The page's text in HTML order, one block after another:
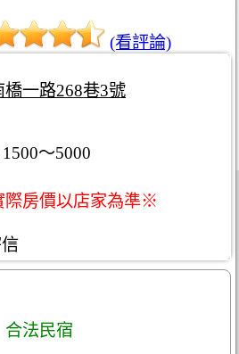
(看評論)
一路268巷3號
～5000
房價以店家為準※
合法民宿